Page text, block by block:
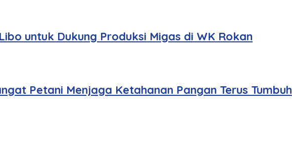
untuk Dukung Produksi Migas di WK Rokan
Petani Menjaga Ketahanan Pangan Terus Tumbuh